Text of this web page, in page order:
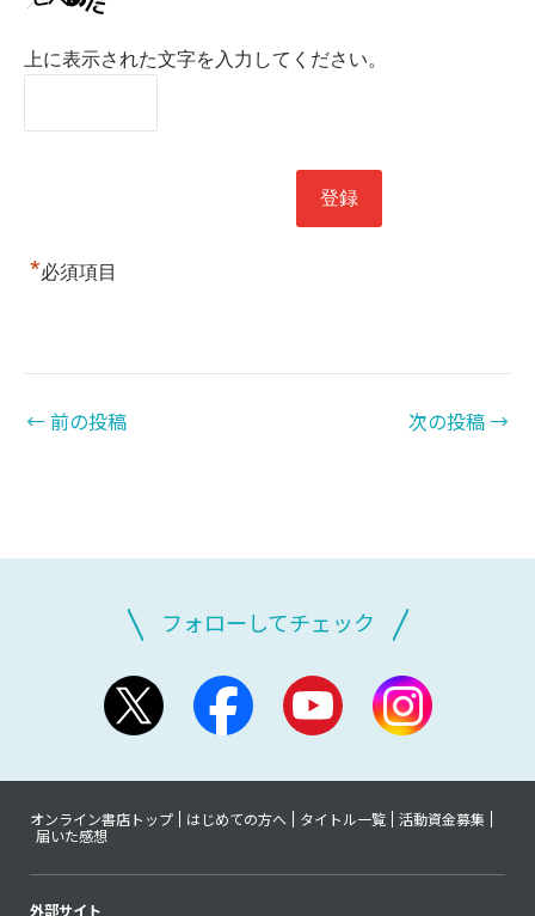
上に表示された文字を入力してください。
*必須項目
←前の投稿 次の投稿→
フォローしてチェック
オンライン書店トップ はじめての方へ タイトル一覧
活動資金募集
届いた感想
外部サイト